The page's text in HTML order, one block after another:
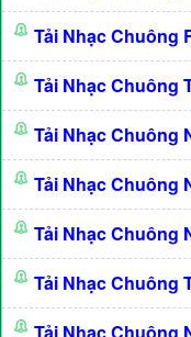
Tải Nhạc Chuông
Tải Nhạc Chuông
Tải Nhạc Chuông
Tải Nhạc Chuông
Tải Nhạc Chuông
Tải Nhạc Chuông